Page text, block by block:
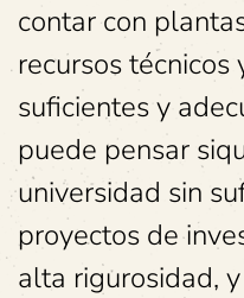
contar con
recursos técnicos
suficientes y
puede pensar
universidad sin
proyectos de
alta rigurosidad,